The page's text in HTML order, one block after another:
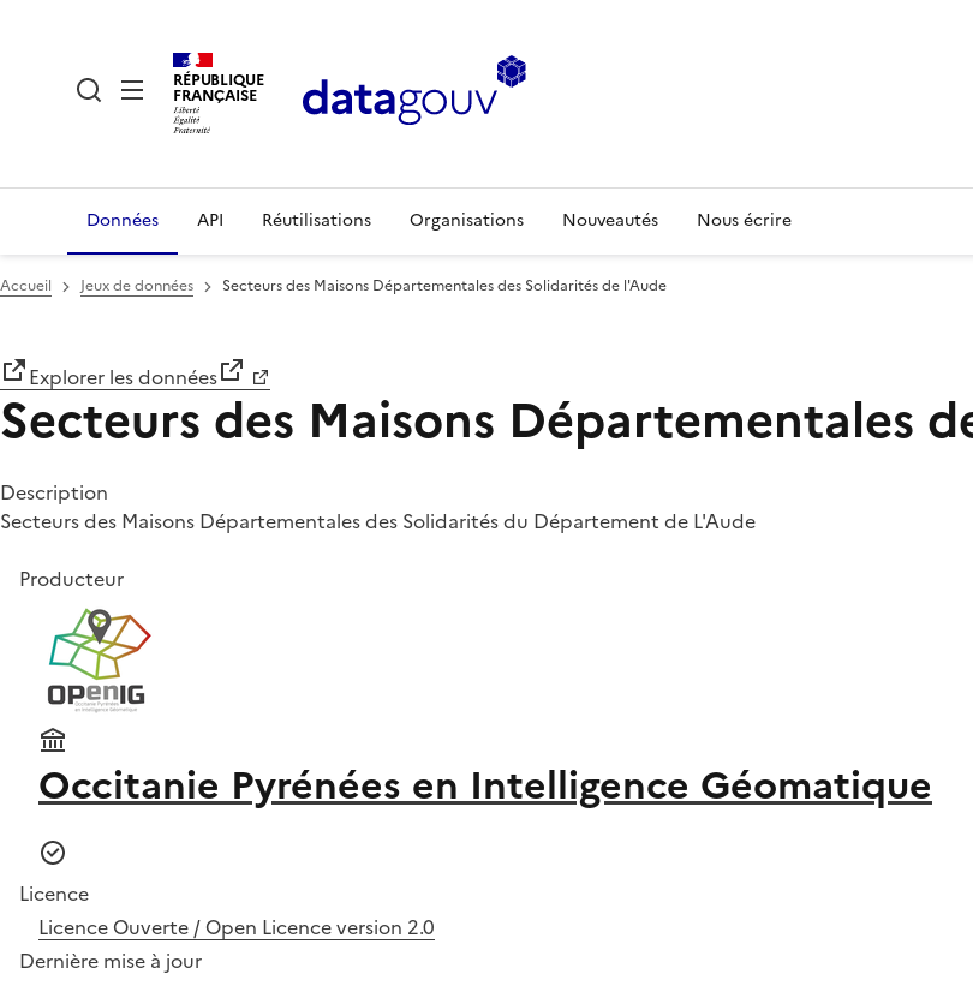
RÉPUBLIQUE
FRANÇAISE
Données API Réutilisations Organisations Nouveautés Nous écrire
Accueil Jeux de données Secteurs des Maisons Départementales des Solidarités de l'Aude
Explorer les données
Secteurs des Maisons Départementales
Description
Secteurs des Maisons Départementales des Solidarités du Département de L'Aude
Producteur
Occitanie Pyrénées en Intelligence Géomatique
Licence
Licence Ouverte / Open Licence version 2.0
Dernière mise à jour